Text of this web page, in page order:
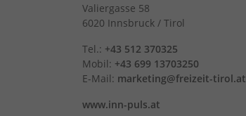
Valiergasse 58
6020 Innsbruck / Tirol
Tel.: +43 512 370325
Mobil: +43 699 13703250
E-Mail: marketing@freizeit-tirol.at
www.inn-puls.at